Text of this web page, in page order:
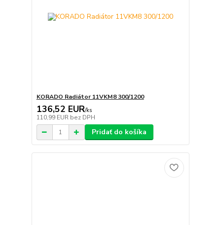
KORADO Radiátor 11VKM8 300/1200
136,52 EUR/ks
110,99 EUR bez DPH
Pridať do košíka